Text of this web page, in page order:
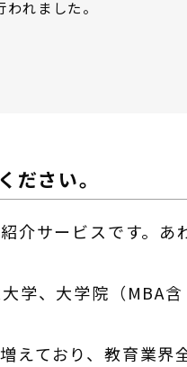
れました。
ださい。
介サービスです。あ
学、大学院（MBA含
えており、教育業界